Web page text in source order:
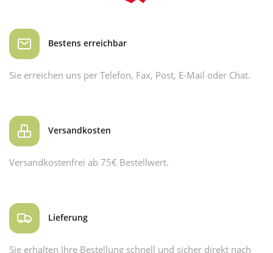
Bestens erreichbar
Sie erreichen uns per Telefon, Fax, Post, E-Mail oder Chat.
Versandkosten
Versandkostenfrei ab 75€ Bestellwert.
Lieferung
Sie erhalten Ihre Bestellung schnell und sicher direkt nach